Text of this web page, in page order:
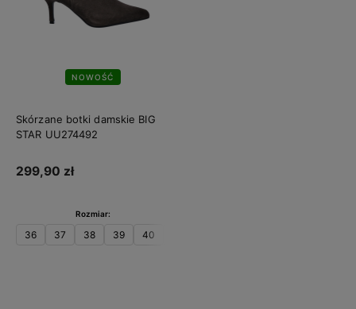
NOWOŚĆ
Skórzane botki damskie BIG
STAR UU274492
299,90 zł
Rozmiar:
36 37 38 39 40